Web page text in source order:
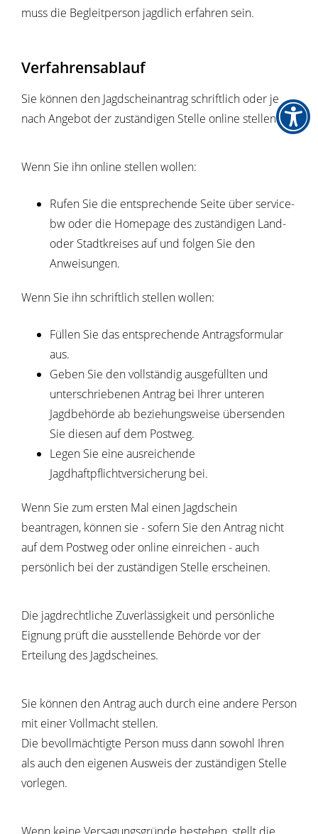
muss die Begleitperson jagdlich erfahren sein.
Verfahrensablauf
Sie können den Jagdscheinantrag schriftlich oder je
nach Angebot der zuständigen Stelle online stellen.
Wenn Sie ihn online stellen wollen:
Rufen Sie die entsprechende Seite über service-
bw oder die Homepage des zuständigen Land-
oder Stadtkreises auf und folgen Sie den
Anweisungen.
Wenn Sie ihn schriftlich stellen wollen:
Füllen Sie das entsprechende Antragsformular
aus.
Geben Sie den vollständig ausgefüllten und
unterschriebenen Antrag bei Ihrer unteren
Jagdbehörde ab beziehungsweise übersenden
Sie diesen auf dem Postweg.
Legen Sie eine ausreichende
Jagdhaftpflichtversicherung bei.
Wenn Sie zum ersten Mal einen Jagdschein
beantragen, können sie - sofern Sie den Antrag nicht
auf dem Postweg oder online einreichen - auch
persönlich bei der zuständigen Stelle erscheinen.
Die jagdrechtliche Zuverlässigkeit und persönliche
Eignung prüft die ausstellende Behörde vor der
Erteilung des Jagdscheines.
Sie können den Antrag auch durch eine andere Person
mit einer Vollmacht stellen.
Die bevollmächtigte Person muss dann sowohl Ihren
als auch den eigenen Ausweis der zuständigen Stelle
vorlegen.